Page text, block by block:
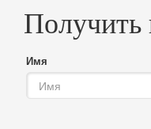
Получить
Имя